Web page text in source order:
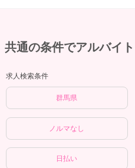
共通の条件でアルバイ
求人検索条件
群馬県
ノルマなし
日払い